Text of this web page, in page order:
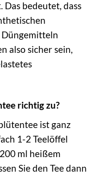
bedeutet, dass
also sicher sein,
richtig zu?
ist ganz
1-2 Teelöffel
ml heißem
Sie den Tee dann